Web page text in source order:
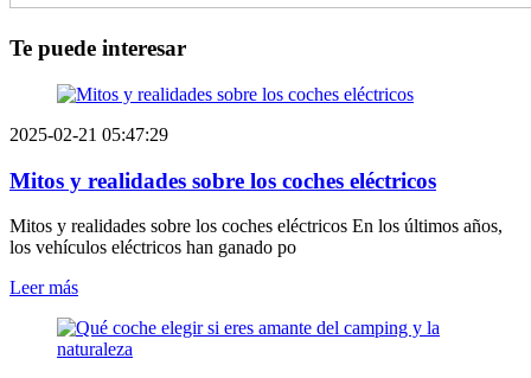
Te puede interesar
2025-02-21 05:47:29
Mitos y realidades sobre los coches eléctricos
Mitos y realidades sobre los coches eléctricos En los últimos años,
los vehículos eléctricos han ganado po
Leer más